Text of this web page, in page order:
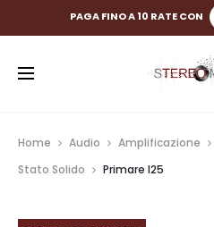
PAGA FINO A 10 RATE CON
Home Audio Amplificazione
Stato Solido
Primare I25